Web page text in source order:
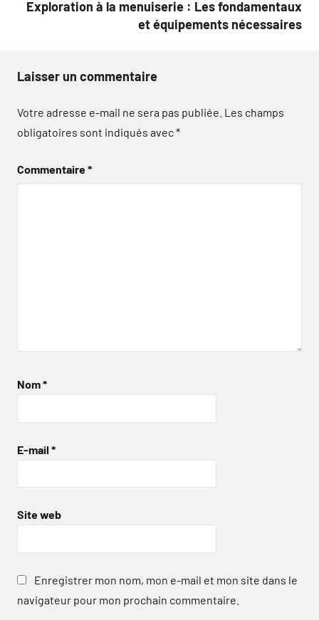
Exploration à la menuiserie : Les fondamentaux
et équipements nécessaires
Laisser un commentaire
Votre adresse e-mail ne sera pas publiée. Les champs
obligatoires sont indiqués avec*
Commentaire*
Nom*
E-mail *
Site web
Enregistrer mon nom, mon e-mail et mon site dans le
navigateur pour mon prochain commentaire.